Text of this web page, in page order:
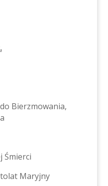
Bierzmowania,
Śmierci
Maryjny